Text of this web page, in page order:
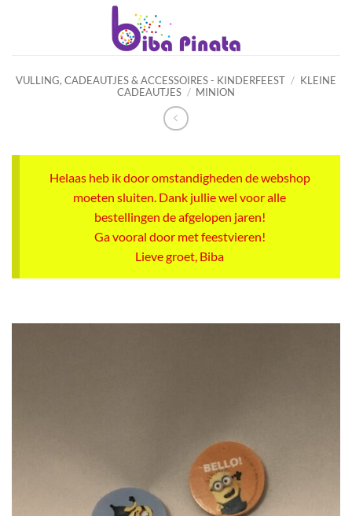
VULLING, CADEAUTJES & ACCESSOIRES - KINDERFEEST / KLEINE
CADEAUTJES / MINION
Helaas heb ik door omstandigheden de webshop
moeten sluiten. Dank jullie wel voor alle
bestellingen de afgelopen jaren!
Ga vooral door met feestvieren!
Lieve groet, Biba